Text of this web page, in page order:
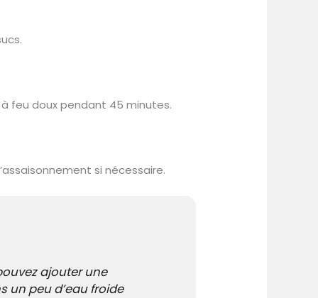
feu doux pendant 45 minutes.
si nécessaire.
ajouter une
un peu d’eau froide